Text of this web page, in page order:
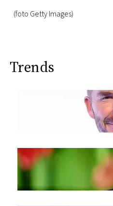
(foto Getty Images)
Trends